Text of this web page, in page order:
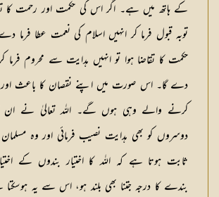
کے ہاتھ میں ہے۔ اگر اس کی حکمت اور رحمت کا
توبہ قبول فرما کر انہیں اسلام کی نعمت عطا فرما
حکمت کا تقاضا ہوا تو انہیں ہدایت سے محروم فرما
دے گا۔ اس صورت میں اپنے نقصان کا باعث اور
کرنے والے وہی ہوں گے۔ اللہ تعالیٰ نے ان
دوسروں کو بھی ہدایت نصیب فرمائی اور وہ
ثابت ہوتا ہے کہ اللہ کا اختیار بندوں کے
بندے کا درجہ جتنا بھی بلند ہو، اس سے یہ